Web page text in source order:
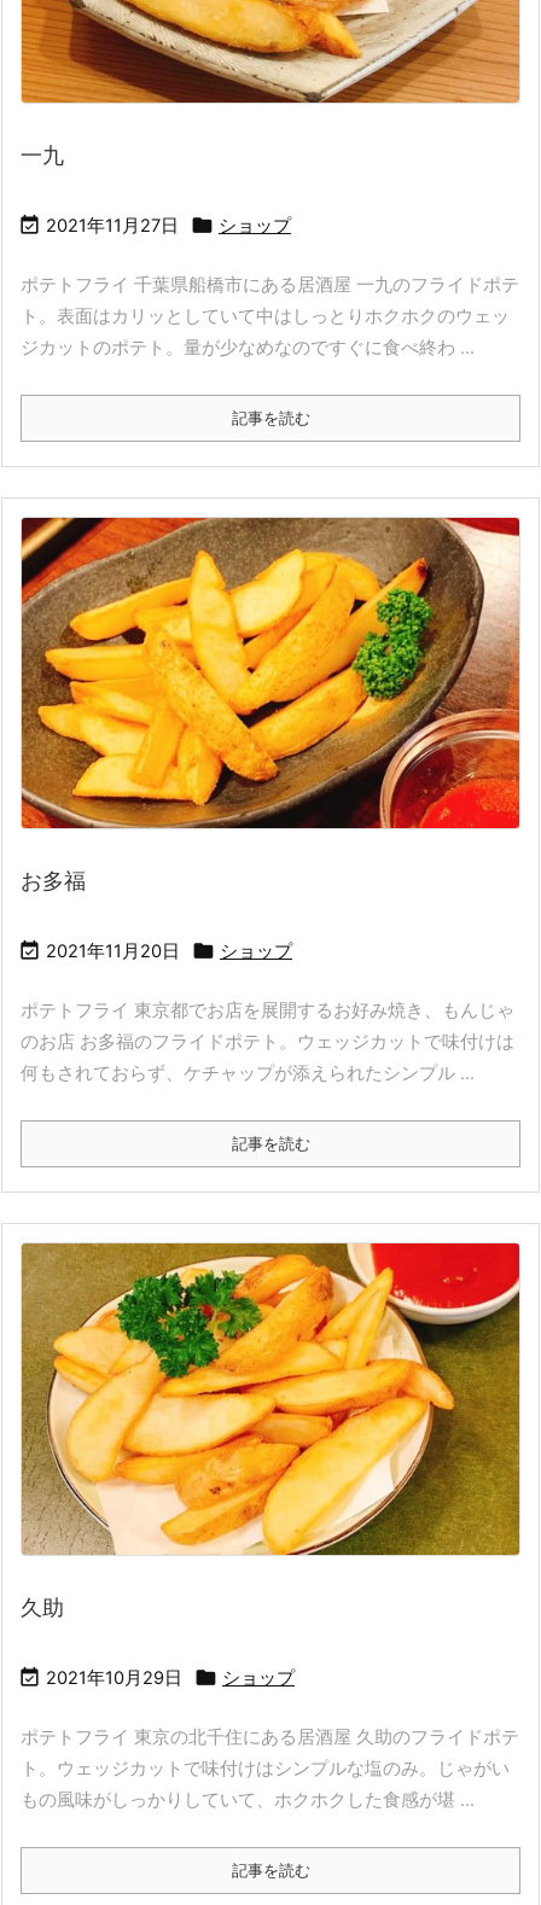
一九
 2021年11月27日  ショップ
ポテトフライ 千葉県船橋市にある居酒屋 一九のフライドポテ
ト。表面はカリッとしていて中はしっとりホクホクのウェッ
ジカットのポテト。量が少なめなのですぐに食べ終わ ...
記事を読む
お多福
 2021年11月20日  ショップ
ポテトフライ 東京都でお店を展開するお好み焼き、もんじゃ
のお店 お多福のフライドポテト。ウェッジカットで味付けは
何もされておらず、ケチャップが添えられたシンプル ...
記事を読む
久助
 2021年10月29日  ショップ
ポテトフライ 東京の北千住にある居酒屋 久助のフライドポテ
ト。ウェッジカットで味付けはシンプルな塩のみ。じゃがい
もの風味がしっかりしていて、ホクホクした食感が堪 ...
記事を読む